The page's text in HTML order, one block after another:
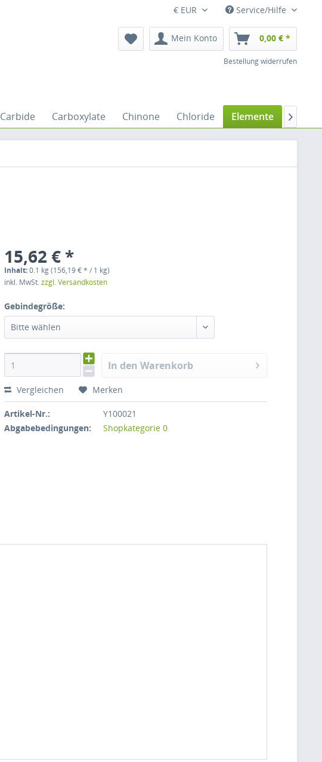
€ EUR Service/Hilfe
Mein Konto 0,00 € *
Bestellung widerrufen
Carbide Carboxylate Chinone Chloride Elemente Ester

15,62 € *
Inhalt:0.1 kg (156,19 € * / 1 kg)
inkl. MwSt.zzgl. Versandkosten
Gebindegröße:
Bitte wählen
In den Warenkorb
Vergleichen Merken
Artikel-Nr.:
Y100021
Abgabebedingungen:
Shopkategorie 0